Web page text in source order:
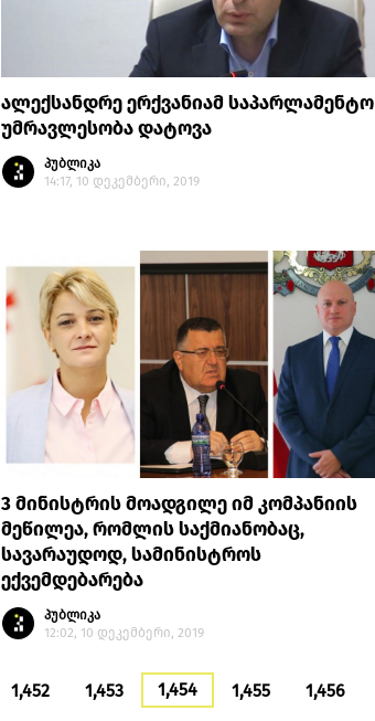
ალექსანდრე ერქვანიამ საპარლამენტო
უმრავლესობა დატოვა
პუბლიკა
14:17, 10 დეკემბერი, 2019
3 მინისტრის მოადგილე იმ კომპანიის
მეწილეა, რომლის საქმიანობაც,
სავარაუდოდ, სამინისტროს
ექვემდებარება
პუბლიკა
12:02, 10 დეკემბერი, 2019
1,452 1,453 1,454 1,455 1,456